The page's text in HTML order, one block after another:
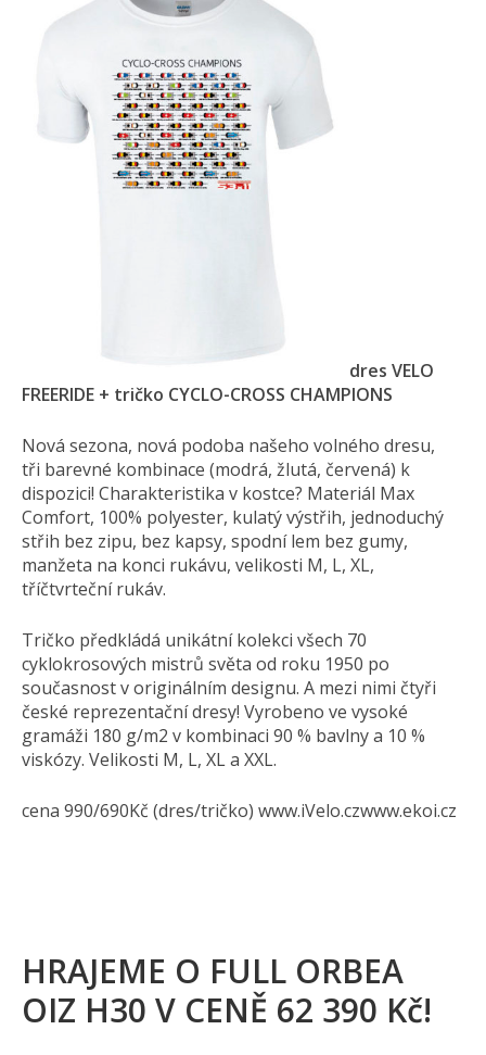
dres VELO
FREERIDE + tričko CYCLO-CROSS CHAMPIONS
Nová sezona, nová podoba našeho volného dresu,
tři barevné kombinace (modrá, žlutá, červená) k
dispozici! Charakteristika v kostce? Materiál Max
Comfort, 100% polyester, kulatý výstřih, jednoduchý
střih bez zipu, bez kapsy, spodní lem bez gumy,
manžeta na konci rukávu, velikosti M, L, XL,
tříčtvrteční rukáv.
Tričko předkládá unikátní kolekci všech 70
cyklokrosových mistrů světa od roku 1950 po
současnost v originálním designu. A mezi nimi čtyři
české reprezentační dresy! Vyrobeno ve vysoké
gramáži 180 g/m2 v kombinaci 90 % bavlny a 10 %
viskózy. Velikosti M, L, XL a XXL.
cena 990/690Kč (dres/tričko) www.iVelo.czwww.ekoi.cz
HRAJEME O FULL ORBEA
OIZ H30 V CENĚ 62 390 Kč!